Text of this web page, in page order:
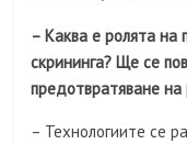
– Каква е ролята на
скрининга? Ще се
предотвратяване
– Технологиите се